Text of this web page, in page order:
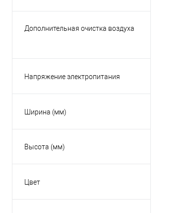
Дополнительная очистка воздуха
Напряжение электропитания
Ширина (мм)
Высота (мм)
Цвет